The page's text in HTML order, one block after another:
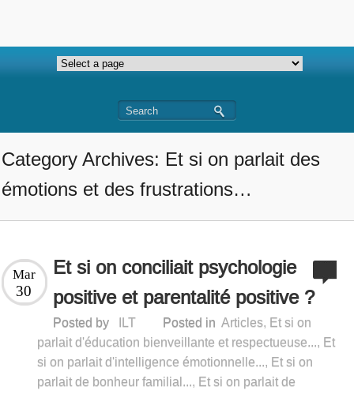
Category Archives: Et si on parlait des
émotions et des frustrations…
Et si on conciliait psychologie
positive et parentalité positive ?
Mar
30
Posted by ILT Posted in Articles, Et si on
parlait d'éducation bienveillante et respectueuse..., Et
si on parlait d'intelligence émotionnelle..., Et si on
parlait de bonheur familial..., Et si on parlait de